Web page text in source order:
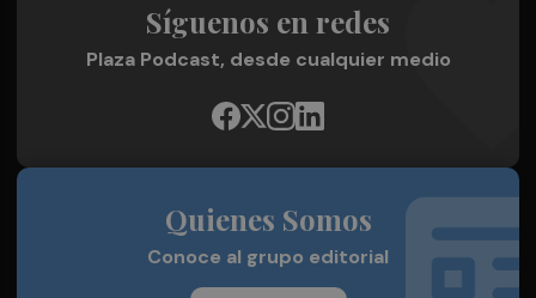
Síguenos en redes
Plaza Podcast, desde cualquier medio
Quienes Somos
Conoce al grupo editorial